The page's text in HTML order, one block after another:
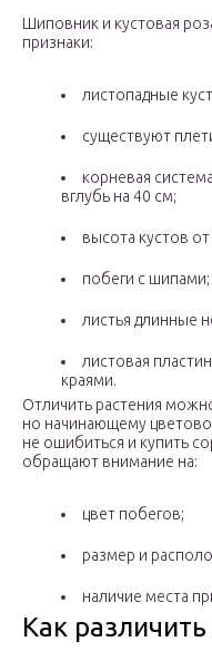
Шиповник и кустовая
признаки:
листопадные
существуют
корневая
вглубь на 40 см;
высота кустов
побеги с шипами;
листья длинные
листовая
краями.
Отличить растения
но начинающему
не ошибиться и купить
обращают внимание на:
цвет побегов;
размер и
наличие места
Как